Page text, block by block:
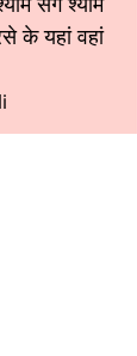
संग श्याम
के यहां वहां